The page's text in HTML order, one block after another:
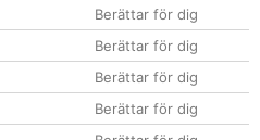
Berättar för dig
Berättar för dig
Berättar för dig
Berättar för dig